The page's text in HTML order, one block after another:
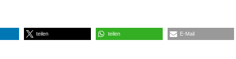
teilen teilen E-Mail